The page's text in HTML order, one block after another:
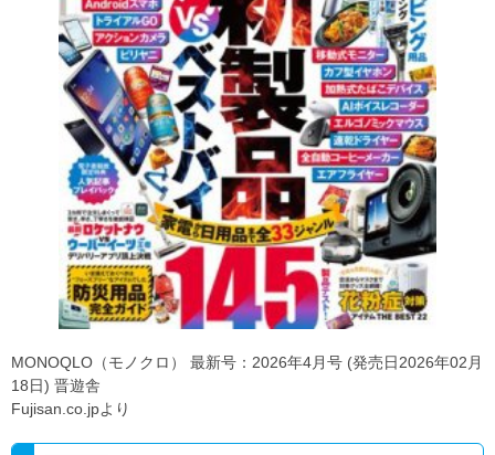
MONOQLO（モノクロ） 最新号：2026年4月号 (発売日2026年02月
18日) 晋遊舎
Fujisan.co.jpより